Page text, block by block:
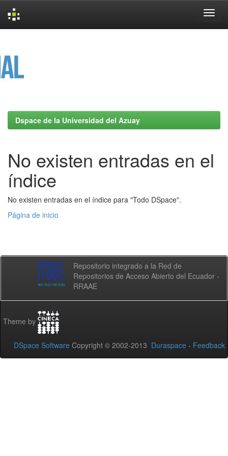
Dspace de la Universidad del Azuay
No existen entradas en el
índice
No existen entradas en el índice para "Todo DSpace".
Página de inicio
Repositorio integrado a la Red de
Repositorios de Acceso Abierto del Ecuador -
RRAAE
Theme by
DSpace Software Copyright © 2002-2013 Duraspace - Feedback